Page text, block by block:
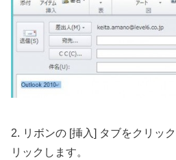
2. リボンの [挿入] タブをクリッ
リックします。